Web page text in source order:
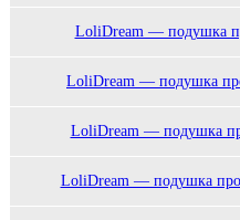
LoliDream — подушка
LoliDream — подушка
LoliDream — подушка
LoliDream — подушка